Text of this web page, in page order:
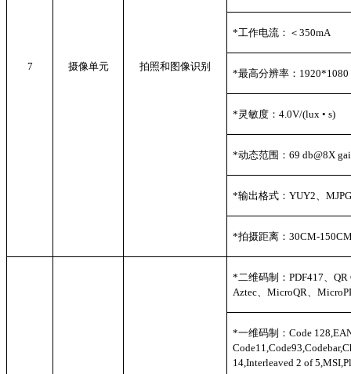
7 摄像单元 拍照和图像识别
*工作电流：＜350mA
*最高分辨率：1920*1080
*灵敏度：4.0V/(lux • s)
*动态范围：69 db@8X
*输出格式：YUY2、MJPG
*拍摄距离：30CM-
*二维码制：PDF417、
Aztec、MicroQR、
*一维码制：Code
14,Interleaved 2 of